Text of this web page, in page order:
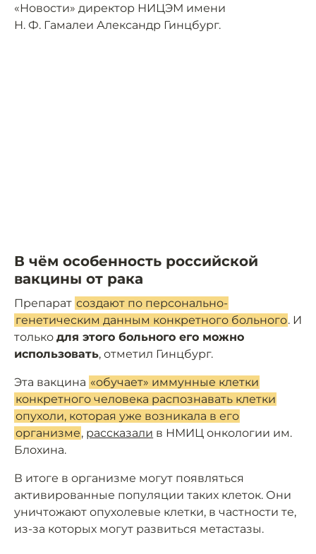
«Новости» директор НИЦЭМ имени
Н. Ф. Гамалеи Александр Гинцбург.
В чём особенность российской
вакцины от рака
Препарат создают по персонально-
генетическим данным конкретного больного. И
только для этого больного его можно
использовать, отметил Гинцбург.
Эта вакцина «обучает» иммунные клетки
конкретного человека распознавать клетки
опухоли, которая уже возникала в его
организме, рассказали в НМИЦ онкологии им.
Блохина.
В итоге в организме могут появляться
активированные популяции таких клеток. Они
уничтожают опухолевые клетки, в частности те,
из-за которых могут развиться метастазы.